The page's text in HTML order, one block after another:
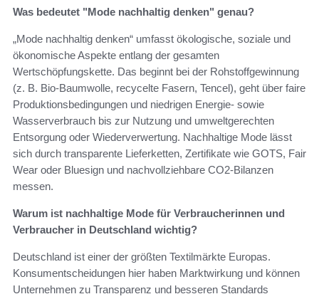
Was bedeutet "Mode nachhaltig denken" genau?
„Mode nachhaltig denken“ umfasst ökologische, soziale und
ökonomische Aspekte entlang der gesamten
Wertschöpfungskette. Das beginnt bei der Rohstoffgewinnung
(z. B. Bio-Baumwolle, recycelte Fasern, Tencel), geht über faire
Produktionsbedingungen und niedrigen Energie- sowie
Wasserverbrauch bis zur Nutzung und umweltgerechten
Entsorgung oder Wiederverwertung. Nachhaltige Mode lässt
sich durch transparente Lieferketten, Zertifikate wie GOTS, Fair
Wear oder Bluesign und nachvollziehbare CO2-Bilanzen
messen.
Warum ist nachhaltige Mode für Verbraucherinnen und
Verbraucher in Deutschland wichtig?
Deutschland ist einer der größten Textilmärkte Europas.
Konsumentscheidungen hier haben Marktwirkung und können
Unternehmen zu Transparenz und besseren Standards